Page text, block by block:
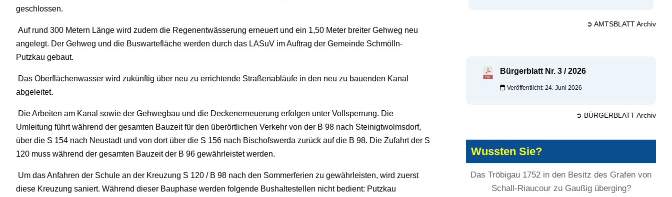
geschlossen.
Auf rund 300 Metern Länge wird zudem die Regenentwässerung erneuert und ein 1,50 Meter breiter Gehweg neu
angelegt. Der Gehweg und die Buswartefläche werden durch das LASuV im Auftrag der Gemeinde Schmölln-
Putzkau gebaut.
Das Oberflächenwasser wird zukünftig über neu zu errichtende Straßenabläufe in den neu zu bauenden Kanal
abgeleitet.
Die Arbeiten am Kanal sowie der Gehwegbau und die Deckenerneuerung erfolgen unter Vollsperrung. Die
Umleitung führt während der gesamten Bauzeit für den überörtlichen Verkehr von der B 98 nach Steinigtwolmsdorf,
über die S 154 nach Neustadt und von dort über die S 156 nach Bischofswerda zurück auf die B 98. Die Zufahrt der S
120 muss während der gesamten Bauzeit der B 96 gewährleistet werden.
Um das Anfahren der Schule an der Kreuzung S 120 / B 98 nach den Sommerferien zu gewährleisten, wird zuerst
diese Kreuzung saniert. Während dieser Bauphase werden folgende Bushaltestellen nicht bedient: Putzkau
➲ AMTSBLATT Archiv
Bürgerblatt Nr. 3 / 2026
Veröffentlicht: 24. Juni 2026
➲ BÜRGERBLATT Archiv
Wussten Sie?
Das Tröbigau 1752 in den Besitz des Grafen von
Schall-Riaucour zu Gaußig überging?